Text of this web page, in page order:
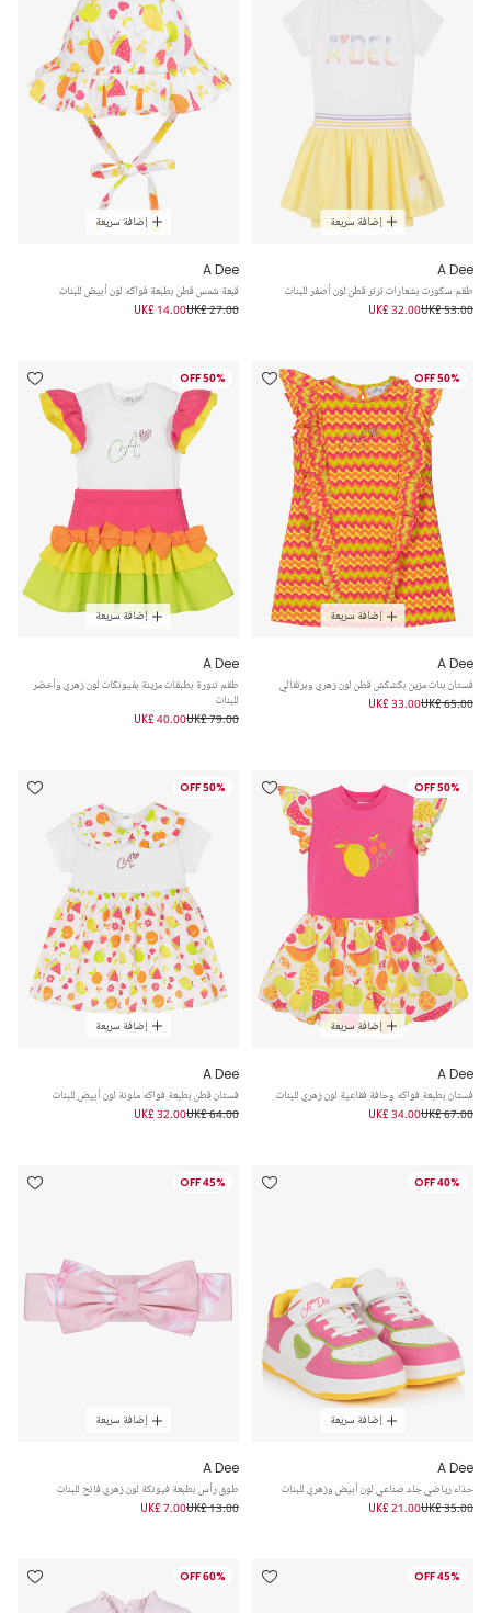
إضافة سريعة
A Dee
طقم سكورت بشعارات ترتر قطن لون أصفر للبنات
UK£ 53.00
UK£ 32.00
إضافة سريعة
A Dee
قبعة شمس قطن بطبعة فواكه لون أبيض للبنات
UK£ 27.00
UK£ 14.00
50% OFF
إضافة سريعة
A Dee
فستان بنات مزين بكشكش قطن لون زهري وبرتقالي
UK£ 65.00
UK£ 33.00
50% OFF
إضافة سريعة
A Dee
طقم تنورة بطبقات مزينة بفيونكات لون زهري وأخضر
للبنات
UK£ 79.00
UK£ 40.00
50% OFF
إضافة سريعة
A Dee
فستان بطبعة فواكه وحافة فقاعية لون زهري للبنات
UK£ 67.00
UK£ 34.00
50% OFF
إضافة سريعة
A Dee
فستان قطن بطبعة فواكه ملونة لون أبيض للبنات
UK£ 64.00
UK£ 32.00
40% OFF
إضافة سريعة
A Dee
حذاء رياضي جلد صناعي لون أبيض وزهري للبنات
UK£ 35.00
UK£ 21.00
45% OFF
إضافة سريعة
A Dee
طوق رأس بطبعة فيونكة لون زهري فاتح للبنات
UK£ 13.00
UK£ 7.00
45% OFF
60% OFF